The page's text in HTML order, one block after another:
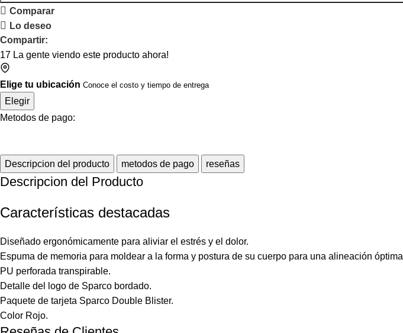
Comparar
Lo deseo
Compartir:
17 La gente viendo este producto ahora!
Elige tu ubicación Conoce el costo y tiempo de entrega
Elegir
Metodos de pago:
Descripcion del producto metodos de pago reseñas
Descripcion del Producto
Características destacadas
Diseñado ergonómicamente para aliviar el estrés y el dolor.
Espuma de memoria para moldear a la forma y postura de su cuerpo para una alineación óptima
PU perforada transpirable.
Detalle del logo de Sparco bordado.
Paquete de tarjeta Sparco Double Blister.
Color Rojo.